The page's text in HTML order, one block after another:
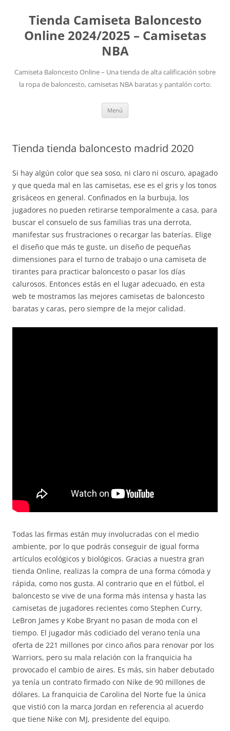
Tienda Camiseta Baloncesto
Online 2024/2025 – Camisetas
NBA
Camiseta Baloncesto Online – Una tienda de alta calificación sobre
la ropa de baloncesto, camisetas NBA baratas y pantalón corto.
Menú
Tienda tienda baloncesto madrid 2020
Si hay algún color que sea soso, ni claro ni oscuro, apagado
y que queda mal en las camisetas, ese es el gris y los tonos
grisáceos en general. Confinados en la burbuja, los
jugadores no pueden retirarse temporalmente a casa, para
buscar el consuelo de sus familias tras una derrota,
manifestar sus frustraciones o recargar las baterías. Elige
el diseño que más te guste, un diseño de pequeñas
dimensiones para el turno de trabajo o una camiseta de
tirantes para practicar baloncesto o pasar los días
calurosos. Entonces estás en el lugar adecuado, en esta
web te mostramos las mejores camisetas de baloncesto
baratas y caras, pero siempre de la mejor calidad.
Todas las firmas están muy involucradas con el medio
ambiente, por lo que podrás conseguir de igual forma
artículos ecológicos y biológicos. Gracias a nuestra gran
tienda Online, realizas la compra de una forma cómoda y
rápida, como nos gusta. Al contrario que en el fútbol, el
baloncesto se vive de una forma más intensa y hasta las
camisetas de jugadores recientes como Stephen Curry,
LeBron James y Kobe Bryant no pasan de moda con el
tiempo. El jugador más codiciado del verano tenía una
oferta de 221 millones por cinco años para renovar por los
Warriors, pero su mala relación con la franquicia ha
provocado el cambio de aires. Es más, sin haber debutado
ya tenía un contrato firmado con Nike de 90 millones de
dólares. La franquicia de Carolina del Norte fue la única
que vistió con la marca Jordan en referencia al acuerdo
que tiene Nike con MJ, presidente del equipo.